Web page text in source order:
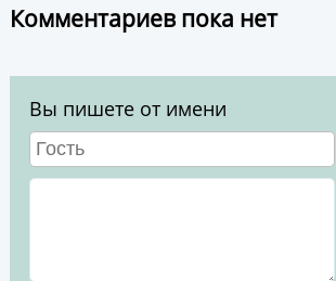
Комментариев пока нет
Вы пишете от имени